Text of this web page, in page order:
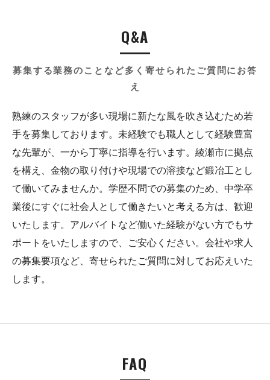
募集する業務のことなど多く寄せられたご質問にお答
え
Q&A
熟練のスタッフが多い現場に新たな風を吹き込むため若
手を募集しております。未経験でも職人として経験豊富
な先輩が、一から丁寧に指導を行います。綾瀬市に拠点
を構え、金物の取り付けや現場での溶接など鍛冶工とし
て働いてみませんか。学歴不問での募集のため、中学卒
業後にすぐに社会人として働きたいと考える方は、歓迎
いたします。アルバイトなど働いた経験がない方でもサ
ポートをいたしますので、ご安心ください。会社や求人
の募集要項など、寄せられたご質問に対してお応えいた
します。
FAQ